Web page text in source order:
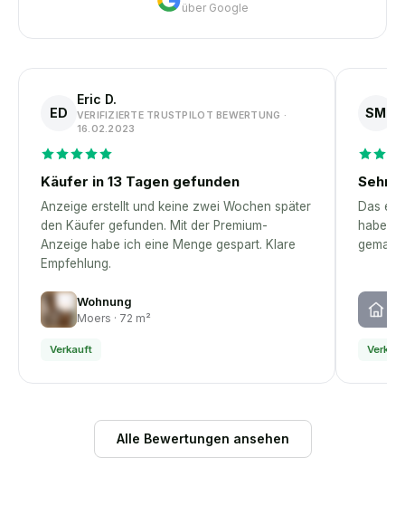
über Google
ED
Eric D.
VERIFIZIERTE TRUSTPILOT BEWERTUNG ·
16.02.2023
Käufer in 13 Tagen gefunden
Anzeige erstellt und keine zwei Wochen später
den Käufer gefunden. Mit der Premium-
Anzeige habe ich eine Menge gespart. Klare
Empfehlung.
Wohnung
Moers · 72 m²
Verkauft
SM
Sehr
Das
habe –
Alle Bewertungen ansehen